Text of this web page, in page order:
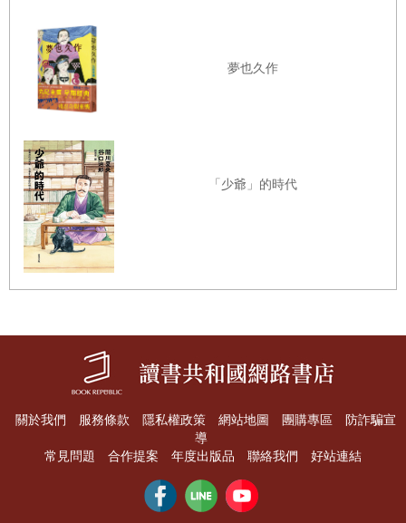
［山家集：849］
人世驚濤駭浪中
向前向前划之
舟——終停泊於
舟岡山火葬場
nami takaki / yo o kogi kogite / hito wa mina / funaoka yama o
/ tomari ni zo suru
［山家集：938］
夢也久作
「少爺」的時代
關於我們 服務條款 隱私權政策 網站地圖 團購專區
防詐騙宣
導
常見問題
合作提案 年度出版品 聯絡我們 好站連結